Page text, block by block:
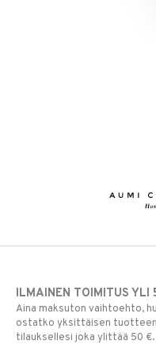
ILMAINEN TOIMITUS YLI
Aina maksuton vaihtoehto,
ostatko yksittäisen
tilauksellesi joka ylittää 50 €.